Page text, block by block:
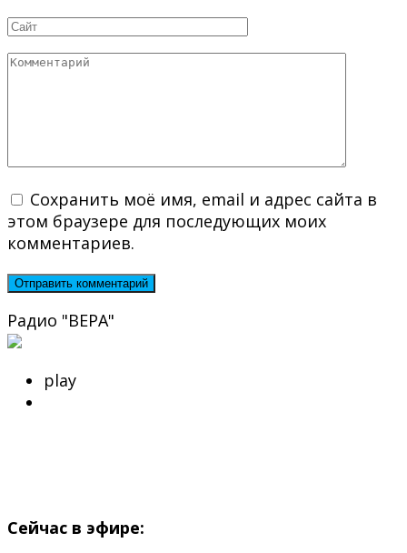
Сайт
Комментарий
Сохранить моё имя, email и адрес сайта в
этом браузере для последующих моих
комментариев.
Радио "ВЕРА"
play
Сейчас в эфире: